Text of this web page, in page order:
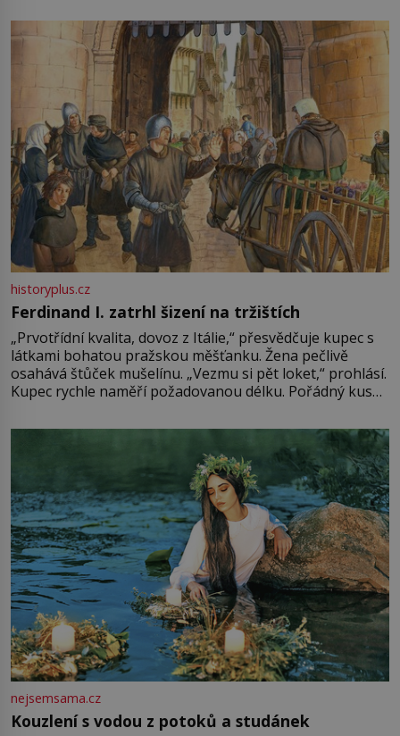
pře hned několik latinskoamerických zemí a k tomu
Francie, kde se traduje,
historyplus.cz
Ferdinand I. zatrhl šizení na tržištích
„Prvotřídní kvalita, dovoz z Itálie,“ přesvědčuje kupec s
látkami bohatou pražskou měšťanku. Žena pečlivě
osahává štůček mušelínu. „Vezmu si pět loket,“ prohlásí.
Kupec rychle naměří požadovanou délku. Pořádný kus
milostpaní. Stačí jenom na sukni,“ zhodnotí švadlena
množství růžového mušelínu. „Ošidili vás, podívejte.“
nejsemsama.cz
Kouzlení s vodou z potoků a studánek